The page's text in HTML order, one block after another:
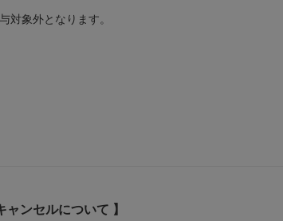
対象外となります。
ャンセルについて 】